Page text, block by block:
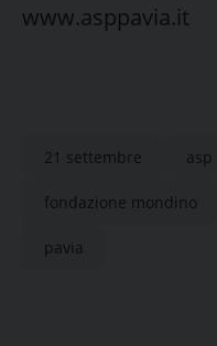
www.asppavia.it
21 settembre asp
fondazione mondino
pavia